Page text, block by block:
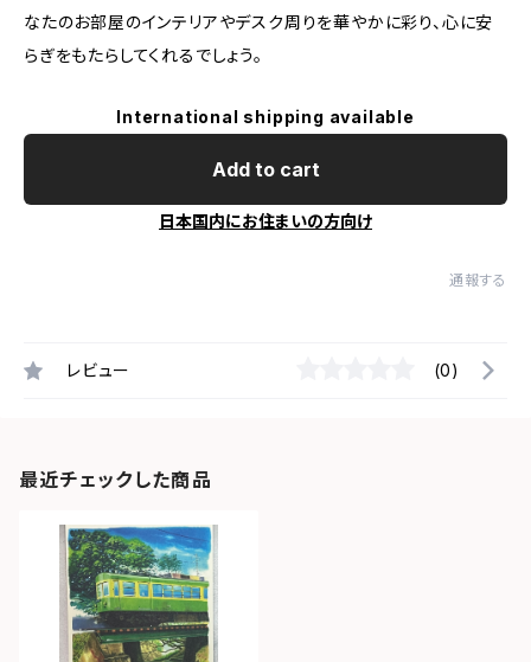
なたのお部屋のインテリアやデスク周りを華やかに彩り、心に安
らぎをもたらしてくれるでしょう。
International shipping available
Add to cart
日本国内にお住まいの方向け
通報する
レビュー (0)
最近チェックした商品